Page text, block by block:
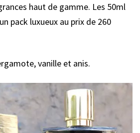
haut de gamme. Les 50ml
pack luxueux au prix de 260
vanille et anis.